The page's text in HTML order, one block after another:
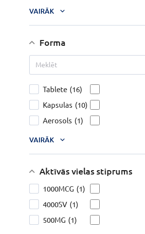
VAIRĀK
Forma
Tablete (16)
Kapsulas (10)
Aerosols (1)
VAIRĀK
Aktīvās vielas stiprums
1000MCG (1)
4000SV (1)
500MG (1)